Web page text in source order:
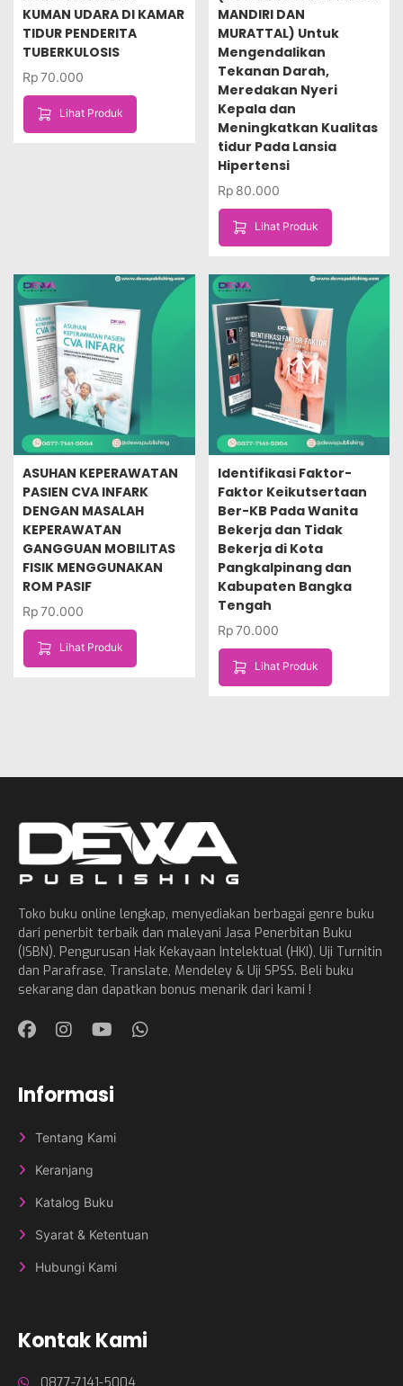
KUMAN UDARA DI KAMAR
TIDUR PENDERITA
TUBERKULOSIS
Rp70.000
Lihat Produk
MANDIRI DAN
MURATTAL) Untuk
Mengendalikan
Tekanan Darah,
Meredakan Nyeri
Kepala dan
Meningkatkan Kualitas
tidur Pada Lansia
Hipertensi
Rp 80.000
Lihat Produk
ASUHAN KEPERAWATAN
PASIEN CVA INFARK
DENGAN MASALAH
KEPERAWATAN
GANGGUAN MOBILITAS
FISIK MENGGUNAKAN
ROM PASIF
Rp70.000
Lihat Produk
Identifikasi Faktor-
Faktor Keikutsertaan
Ber-KB Pada Wanita
Bekerja dan Tidak
Bekerja di Kota
Pangkalpinang dan
Kabupaten Bangka
Tengah
Rp70.000
Lihat Produk
Toko buku online lengkap, menyediakan berbagai genre buku
dari penerbit terbaik dan maleyani Jasa Penerbitan Buku
(ISBN), Pengurusan Hak Kekayaan Intelektual (HKI), Uji Turnitin
dan Parafrase, Translate, Mendeley & Uji SPSS. Beli buku
sekarang dan dapatkan bonus menarik dari kami !
Informasi
Tentang Kami
Keranjang
Katalog Buku
Syarat & Ketentuan
Hubungi Kami
Kontak Kami
0877-7141-5004